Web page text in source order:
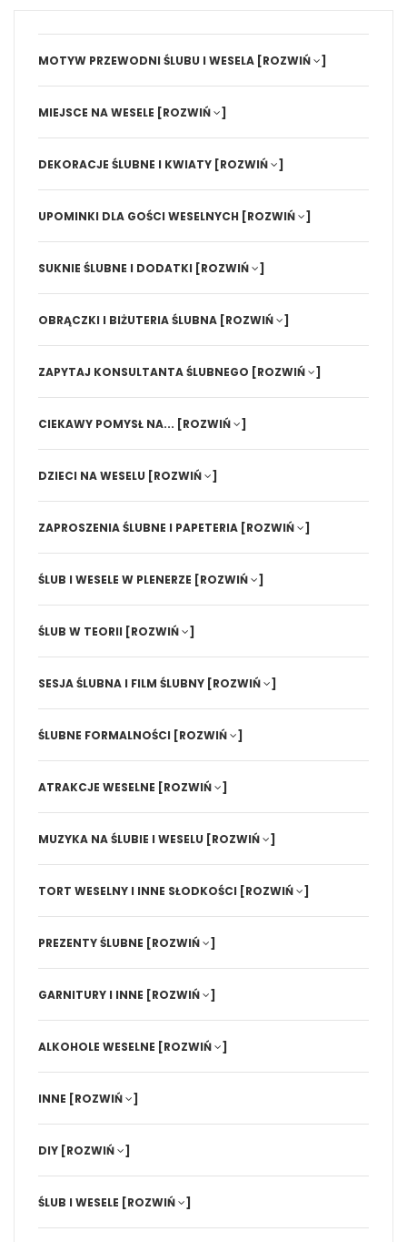
MOTYW PRZEWODNI ŚLUBU I WESELA [ROZWIŃ ]
MIEJSCE NA WESELE [ROZWIŃ ]
DEKORACJE ŚLUBNE I KWIATY [ROZWIŃ ]
UPOMINKI DLA GOŚCI WESELNYCH [ROZWIŃ ]
SUKNIE ŚLUBNE I DODATKI [ROZWIŃ ]
OBRĄCZKI I BIŻUTERIA ŚLUBNA [ROZWIŃ ]
ZAPYTAJ KONSULTANTA ŚLUBNEGO [ROZWIŃ ]
CIEKAWY POMYSŁ NA... [ROZWIŃ ]
DZIECI NA WESELU [ROZWIŃ ]
ZAPROSZENIA ŚLUBNE I PAPETERIA [ROZWIŃ ]
ŚLUB I WESELE W PLENERZE [ROZWIŃ ]
ŚLUB W TEORII [ROZWIŃ ]
SESJA ŚLUBNA I FILM ŚLUBNY [ROZWIŃ ]
ŚLUBNE FORMALNOŚCI [ROZWIŃ ]
ATRAKCJE WESELNE [ROZWIŃ ]
MUZYKA NA ŚLUBIE I WESELU [ROZWIŃ ]
TORT WESELNY I INNE SŁODKOŚCI [ROZWIŃ ]
PREZENTY ŚLUBNE [ROZWIŃ ]
GARNITURY I INNE [ROZWIŃ ]
ALKOHOLE WESELNE [ROZWIŃ ]
INNE [ROZWIŃ ]
DIY [ROZWIŃ ]
ŚLUB I WESELE [ROZWIŃ ]